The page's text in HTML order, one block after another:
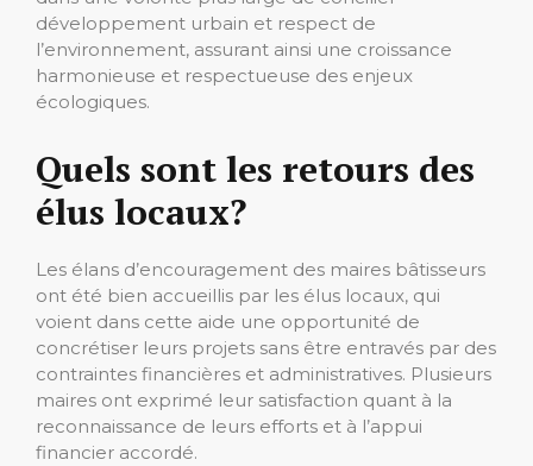
développement urbain et respect de
l’environnement, assurant ainsi une croissance
harmonieuse et respectueuse des enjeux
écologiques.
Quels sont les retours des
élus locaux?
Les élans d’encouragement des maires bâtisseurs
ont été bien accueillis par les élus locaux, qui
voient dans cette aide une opportunité de
concrétiser leurs projets sans être entravés par des
contraintes financières et administratives. Plusieurs
maires ont exprimé leur satisfaction quant à la
reconnaissance de leurs efforts et à l’appui
financier accordé.